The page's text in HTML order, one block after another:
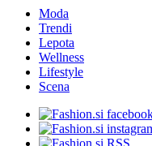
Moda
Trendi
Lepota
Wellness
Lifestyle
Scena